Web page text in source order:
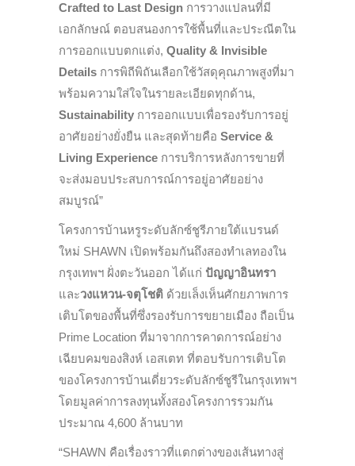
Crafted to Last Design การวางแปลนที่มี
เอกลักษณ์ ตอบสนองการใช้พื้นที่และประณีตใน
การออกแบบตกแต่ง, Quality & Invisible
Details การพิถีพิถันเลือกใช้วัสดุคุณภาพสูงที่มา
พร้อมความใส่ใจในรายละเอียดทุกด้าน,
Sustainability การออกแบบเพื่อรองรับการอยู่
อาศัยอย่างยั่งยืน และสุดท้ายคือ Service &
Living Experience การบริการหลังการขายที่
จะส่งมอบประสบการณ์การอยู่อาศัยอย่าง
สมบูรณ์”
โครงการบ้านหรูระดับลักซ์ชูรีภายใต้แบรนด์
ใหม่ SHAWN เปิดพร้อมกันถึงสองทำเลทองใน
กรุงเทพฯ ฝั่งตะวันออก ได้แก่ ปัญญาอินทรา
และวงแหวน-จตุโชติ ด้วยเล็งเห็นศักยภาพการ
เติบโตของพื้นที่ซึ่งรองรับการขยายเมือง ถือเป็น
Prime Location ที่มาจากการคาดการณ์อย่าง
เฉียบคมของสิงห์ เอสเตท ที่ตอบรับการเติบโต
ของโครงการบ้านเดี่ยวระดับลักซ์ชูรีในกรุงเทพฯ
โดยมูลค่าการลงทุนทั้งสองโครงการรวมกัน
ประมาณ 4,600 ล้านบาท
“SHAWN คือเรื่องราวที่แตกต่างของเส้นทางสู่